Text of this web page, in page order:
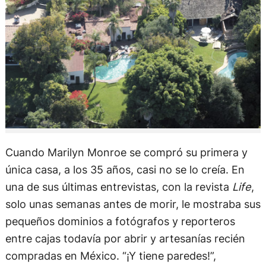
Cuando Marilyn Monroe se compró su primera y
única casa, a los 35 años, casi no se lo creía. En
una de sus últimas entrevistas, con la revista Life,
solo unas semanas antes de morir, le mostraba sus
pequeños dominios a fotógrafos y reporteros
entre cajas todavía por abrir y artesanías recién
compradas en México. “¡Y tiene paredes!”,